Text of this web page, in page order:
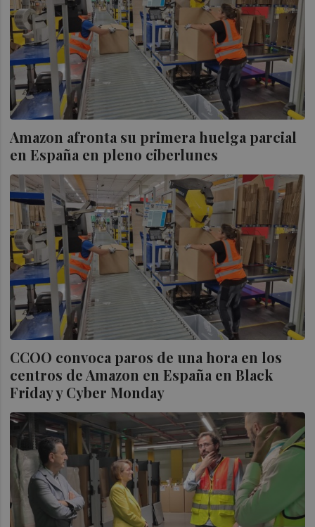
Amazon afronta su primera huelga parcial
en España en pleno ciberlunes
CCOO convoca paros de una hora en los
centros de Amazon en España en Black
Friday y Cyber Monday